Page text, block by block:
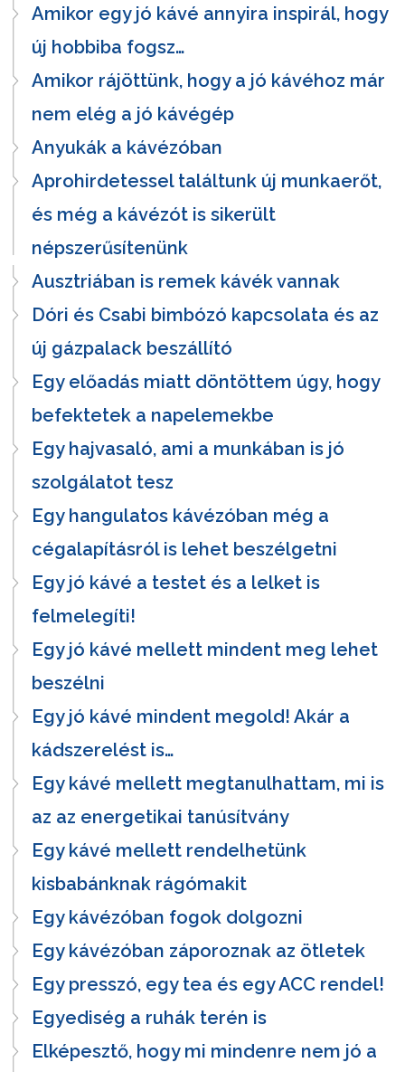
Amikor egy jó kávé annyira inspirál, hogy
új hobbiba fogsz…
Amikor rájöttünk, hogy a jó kávéhoz már
nem elég a jó kávégép
Anyukák a kávézóban
Aprohirdetessel találtunk új munkaerőt,
és még a kávézót is sikerült
népszerűsítenünk
Ausztriában is remek kávék vannak
Dóri és Csabi bimbózó kapcsolata és az
új gázpalack beszállító
Egy előadás miatt döntöttem úgy, hogy
befektetek a napelemekbe
Egy hajvasaló, ami a munkában is jó
szolgálatot tesz
Egy hangulatos kávézóban még a
cégalapításról is lehet beszélgetni
Egy jó kávé a testet és a lelket is
felmelegíti!
Egy jó kávé mellett mindent meg lehet
beszélni
Egy jó kávé mindent megold! Akár a
kádszerelést is…
Egy kávé mellett megtanulhattam, mi is
az az energetikai tanúsítvány
Egy kávé mellett rendelhetünk
kisbabánknak rágómakit
Egy kávézóban fogok dolgozni
Egy kávézóban záporoznak az ötletek
Egy presszó, egy tea és egy ACC rendel!
Egyediség a ruhák terén is
Elképesztő, hogy mi mindenre nem jó a